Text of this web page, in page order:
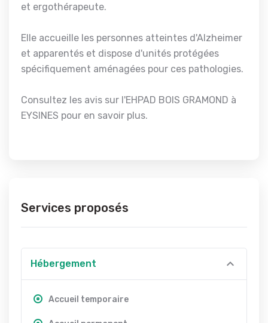
et ergothérapeute.
Elle accueille les personnes atteintes d'Alzheimer
et apparentés et dispose d'unités protégées
spécifiquement aménagées pour ces pathologies.
Consultez les avis sur l'EHPAD BOIS GRAMOND à
EYSINES pour en savoir plus.
Services proposés
Hébergement
Accueil temporaire